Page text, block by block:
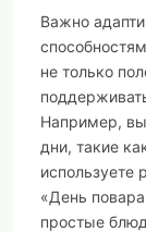
Важно
не только
Например, вы
дни, такие
используете
«День
простые